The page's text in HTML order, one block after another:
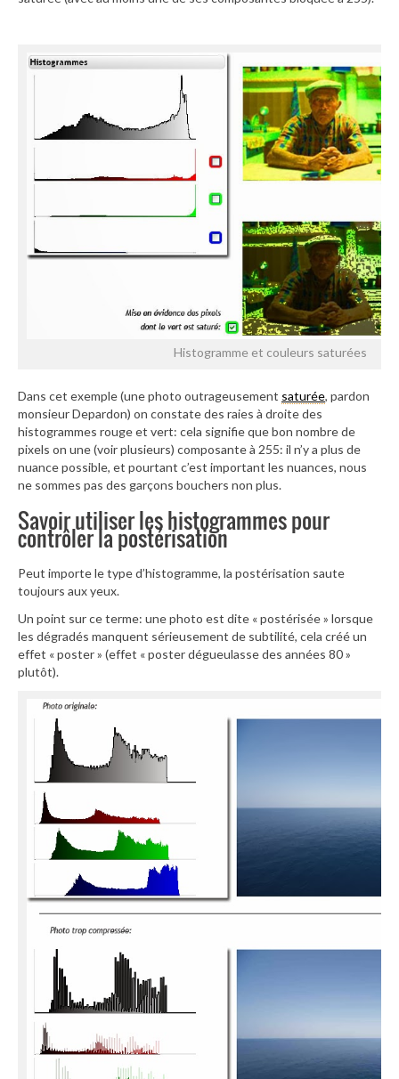
Histogramme et couleurs saturées
Dans cet exemple (une photo outrageusement saturée, pardon
monsieur Depardon) on constate des raies à droite des
histogrammes rouge et vert: cela signifie que bon nombre de
pixels on une (voir plusieurs) composante à 255: il n’y a plus de
nuance possible, et pourtant c’est important les nuances, nous
ne sommes pas des garçons bouchers non plus.
Savoir utiliser les histogrammes pour
contrôler la postérisation
Peut importe le type d’histogramme, la postérisation saute
toujours aux yeux.
Un point sur ce terme: une photo est dite « postérisée » lorsque
les dégradés manquent sérieusement de subtilité, cela créé un
effet « poster » (effet « poster dégueulasse des années 80 »
plutôt).